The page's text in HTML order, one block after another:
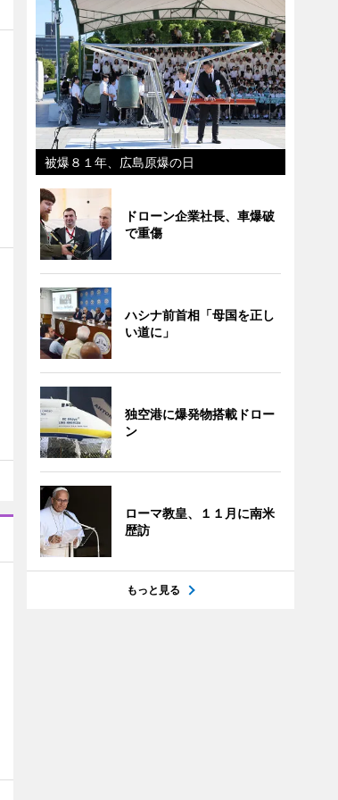
被爆８１年、広島原爆の日
ドローン企業社長、車爆破
で重傷
ハシナ前首相「母国を正し
い道に」
独空港に爆発物搭載ドロー
ン
ローマ教皇、１１月に南米
歴訪
もっと見る